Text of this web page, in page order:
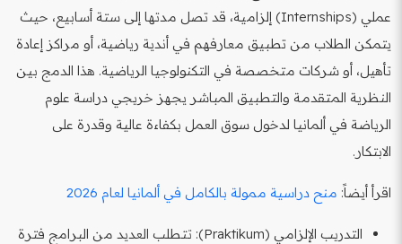
عملي (Internships) إلزامية، قد تصل مدتها إلى ستة أسابيع، حيث
يتمكن الطلاب من تطبيق معارفهم في أندية رياضية، أو مراكز إعادة
تأهيل، أو شركات متخصصة في التكنولوجيا الرياضية. هذا الدمج بين
النظرية المتقدمة والتطبيق المباشر يجهز خريجي دراسة علوم
الرياضة في ألمانيا لدخول سوق العمل بكفاءة عالية وقدرة على
الابتكار.
اقرأ أيضاً: منح دراسية ممولة بالكامل في ألمانيا لعام 2026
التدريب الإلزامي (Praktikum): تتطلب العديد من البرامج فترة